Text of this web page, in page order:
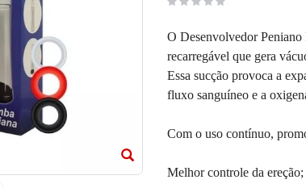
O Desenvolvedor
recarregável que gera
Essa sucção provoca a
fluxo sanguíneo e a
Com o uso contínuo,
Melhor controle da ereção;